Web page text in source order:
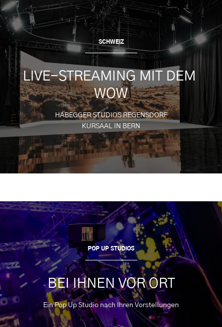
SCHWEIZ
LIVE-STREAMING MIT DEM
WOW
HABEGGER STUDIOS REGENSDORF
KURSAAL IN BERN
POP UP STUDIOS
BEI IHNEN VOR ORT
Ein Pop Up Studio nach Ihren Vorstellungen